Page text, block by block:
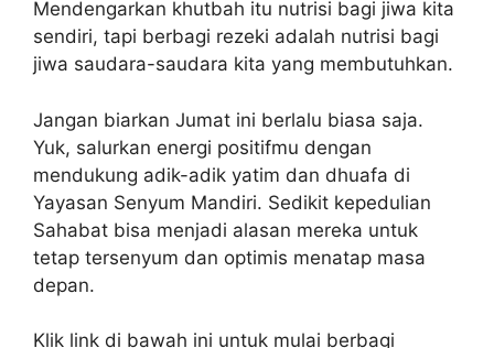
Mendengarkan khutbah itu nutrisi bagi jiwa kita
sendiri, tapi berbagi rezeki adalah nutrisi bagi
jiwa saudara-saudara kita yang membutuhkan.
Jangan biarkan Jumat ini berlalu biasa saja.
Yuk, salurkan energi positifmu dengan
mendukung adik-adik yatim dan dhuafa di
Yayasan Senyum Mandiri. Sedikit kepedulian
Sahabat bisa menjadi alasan mereka untuk
tetap tersenyum dan optimis menatap masa
depan.
Klik link di bawah ini untuk mulai berbagi